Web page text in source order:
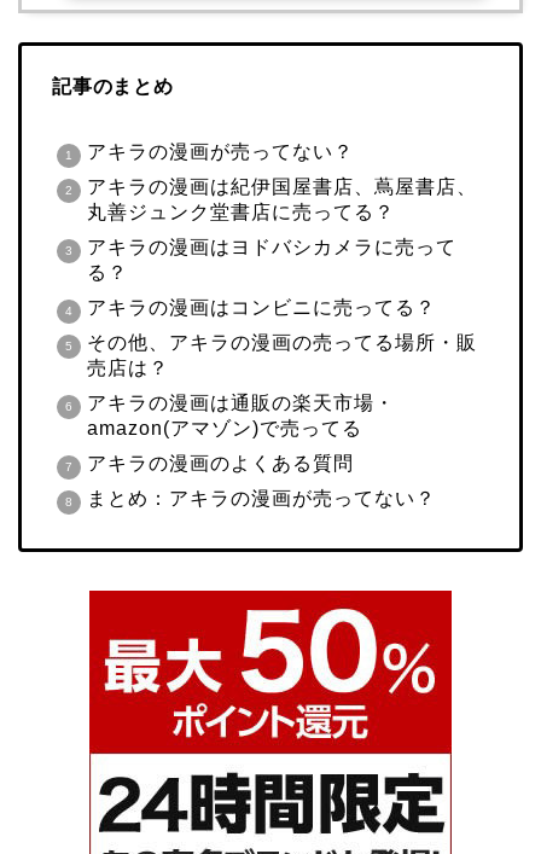
記事のまとめ
アキラの漫画が売ってない？
アキラの漫画は紀伊国屋書店、蔦屋書店、
丸善ジュンク堂書店に売ってる？
アキラの漫画はヨドバシカメラに売って
る？
アキラの漫画はコンビニに売ってる？
その他、アキラの漫画の売ってる場所・販
売店は？
アキラの漫画は通販の楽天市場・
amazon(アマゾン)で売ってる
アキラの漫画のよくある質問
まとめ：アキラの漫画が売ってない？